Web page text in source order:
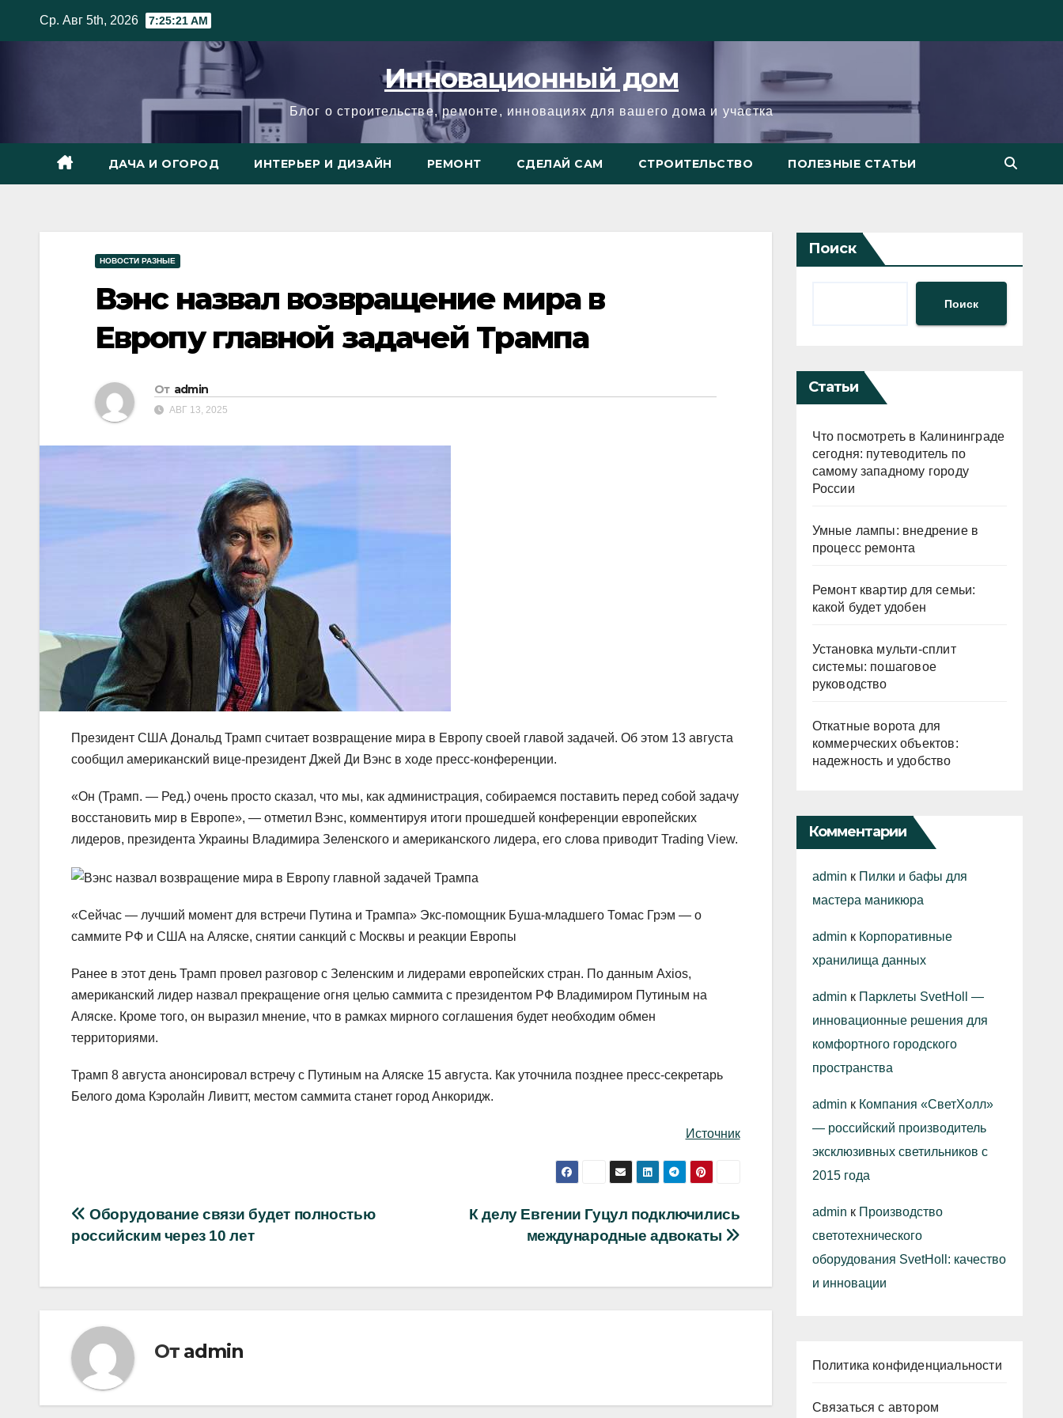
Ср. Авг 5th, 2026 7:25:22 AM
Инновационный дом
Блог о строительстве, ремонте, инновациях для вашего дома и участка
ДАЧА И ОГОРОД ИНТЕРЬЕР И ДИЗАЙН РЕМОНТ СДЕЛАЙ САМ СТРОИТЕЛЬСТВО ПОЛЕЗНЫЕ СТАТЬИ
НОВОСТИ РАЗНЫЕ
Вэнс назвал возвращение мира в
Европу главной задачей Трампа
От admin
АВГ 13, 2025
Президент США Дональд Трамп считает возвращение мира в Европу своей главой задачей. Об этом 13 августа
сообщил американский вице-президент Джей Ди Вэнс в ходе пресс-конференции.
«Он (Трамп. — Ред.) очень просто сказал, что мы, как администрация, собираемся поставить перед собой задачу
восстановить мир в Европе», — отметил Вэнс, комментируя итоги прошедшей конференции европейских
лидеров, президента Украины Владимира Зеленского и американского лидера, его слова приводит Trading View.
«Сейчас — лучший момент для встречи Путина и Трампа» Экс-помощник Буша-младшего Томас Грэм — о
саммите РФ и США на Аляске, снятии санкций с Москвы и реакции Европы
Ранее в этот день Трамп провел разговор с Зеленским и лидерами европейских стран. По данным Axios,
американский лидер назвал прекращение огня целью саммита с президентом РФ Владимиром Путиным на
Аляске. Кроме того, он выразил мнение, что в рамках мирного соглашения будет необходим обмен
территориями.
Трамп 8 августа анонсировал встречу с Путиным на Аляске 15 августа. Как уточнила позднее пресс-секретарь
Белого дома Кэролайн Ливитт, местом саммита станет город Анкоридж.
Источник
Навигация
по
записям
К делу Евгении Гуцул подключились
международные адвокаты
Оборудование связи будет полностью
российским через 10 лет
От admin
Поиск
Поиск
Статьи
Что посмотреть в Калининграде
сегодня: путеводитель по
самому западному городу
России
Умные лампы: внедрение в
процесс ремонта
Ремонт квартир для семьи:
какой будет удобен
Установка мульти-сплит
системы: пошаговое
руководство
Откатные ворота для
коммерческих объектов:
надежность и удобство
Комментарии
admin к Пилки и бафы для
мастера маникюра
admin к Корпоративные
хранилища данных
admin к Парклеты SvetHoll —
инновационные решения для
комфортного городского
пространства
admin к Компания «СветХолл»
— российский производитель
эксклюзивных светильников с
2015 года
admin к Производство
светотехнического
оборудования SvetHoll: качество
и инновации
Политика конфиденциальности
Связаться с автором